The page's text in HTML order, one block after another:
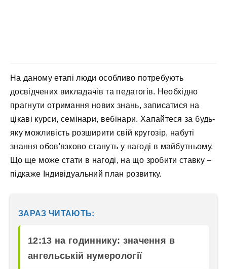
На даному етапі люди особливо потребують
досвідчених викладачів та педагогів. Необхідно
прагнути отримання нових знань, записатися на
цікаві курси, семінари, вебінари. Хапайтеся за будь-
яку можливість розширити свій кругозір, набуті
знання обов'язково стануть у нагоді в майбутньому.
Що ще може стати в нагоді, на що зробити ставку –
підкаже Індивідуальний план розвитку.
ЗАРАЗ ЧИТАЮТЬ:
12:13 на годиннику: значення в
ангельській нумерології